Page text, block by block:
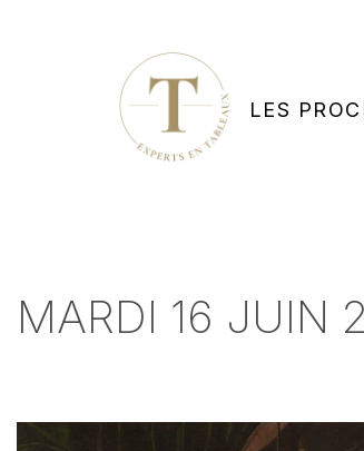
LES
MARDI 16 JUIN